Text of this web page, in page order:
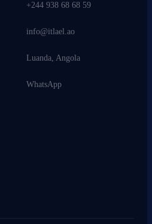
+244 938 68 68 59
info@itlael.ao
Luanda, Angola
WhatsApp